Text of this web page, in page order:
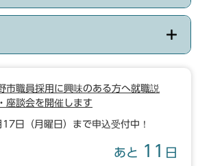
市職員採用に興味のある方へ就職説
座談会を開催します
17日（月曜日）まで申込受付中！
あと 11 日